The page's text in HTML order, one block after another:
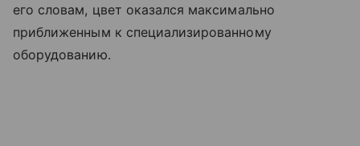
его словам, цвет оказался максимально
приближенным к специализированному
оборудованию.